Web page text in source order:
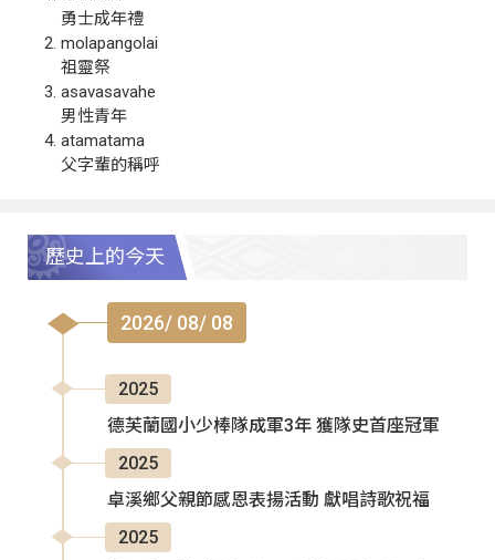
勇士成年禮
molapangolai
祖靈祭
asavasavahe
男性青年
atamatama
父字輩的稱呼
歷史上的今天
2026/ 08/ 08
2025
德芙蘭國小少棒隊成軍3年 獲隊史首座冠軍
2025
卓溪鄉父親節感恩表揚活動 獻唱詩歌祝福
2025